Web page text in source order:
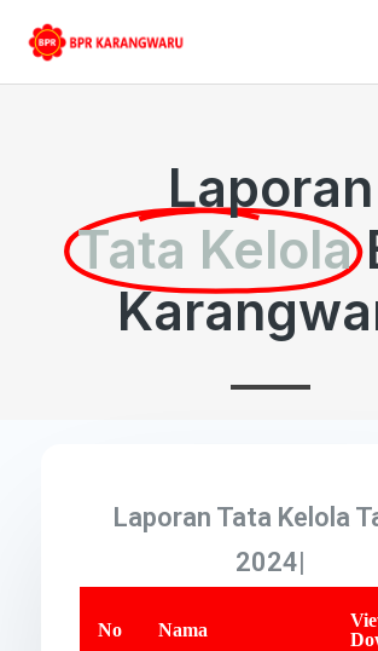
content
Laporan
Tata Kelola
Laporan Tata Kelola
2024
No Nama